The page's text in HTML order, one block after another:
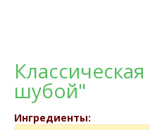
шубой"
Ингредиенты: